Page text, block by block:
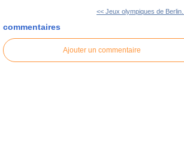
<< Jeux olympiques de Berlin...
commentaires
Ajouter un commentaire